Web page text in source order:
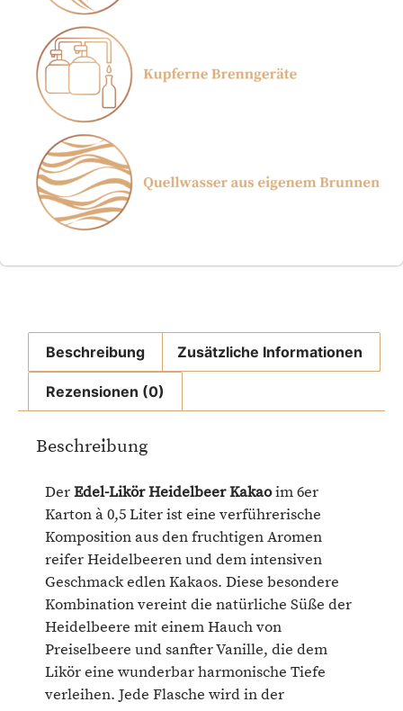
Beschreibung Zusätzliche Informationen
Rezensionen (0)
Beschreibung
DerEdel-Likör Heidelbeer Kakaoim 6er
Karton à 0,5 Liter ist eine verführerische
Komposition aus den fruchtigen Aromen
reifer Heidelbeeren und dem intensiven
Geschmack edlen Kakaos. Diese besondere
Kombination vereint die natürliche Süße der
Heidelbeere mit einem Hauch von
Preiselbeere und sanfter Vanille, die dem
Likör eine wunderbar harmonische Tiefe
verleihen. Jede Flasche wird in der